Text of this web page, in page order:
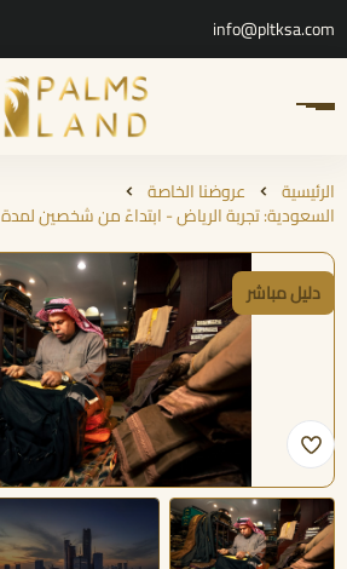
info@pltksa.com
الرئيسية عروضنا الخاصة
السعودية: تجربة الرياض - ابتداءً من شخصين لمدة 3 أيام / ليلتين KR
دليل مباشر